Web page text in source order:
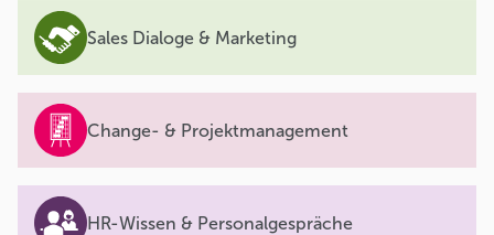
Sales Dialoge & Marketing
Change- & Projektmanagement
HR-Wissen & Personalgespräche